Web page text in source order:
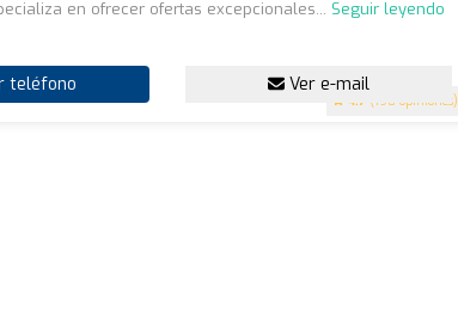
4.7 (198 opiniones)
en ofrecer ofertas excepcionales... Seguir leyendo
teléfono Ver e-mail